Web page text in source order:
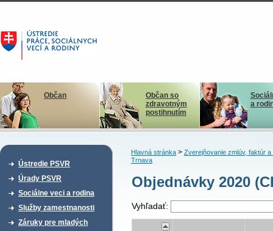
Občan
Občan so
zdravotným
postihnutím
a
Ústredie PSVR
Úrady PSVR
Sociálne veci a rodina
Služby zamestnanosti
Záruky pre mladých
Hlavná stránka> Zverejňovanie zmlúv, faktúr a
Trnava
Objednávky 2020
Vyhľadať: